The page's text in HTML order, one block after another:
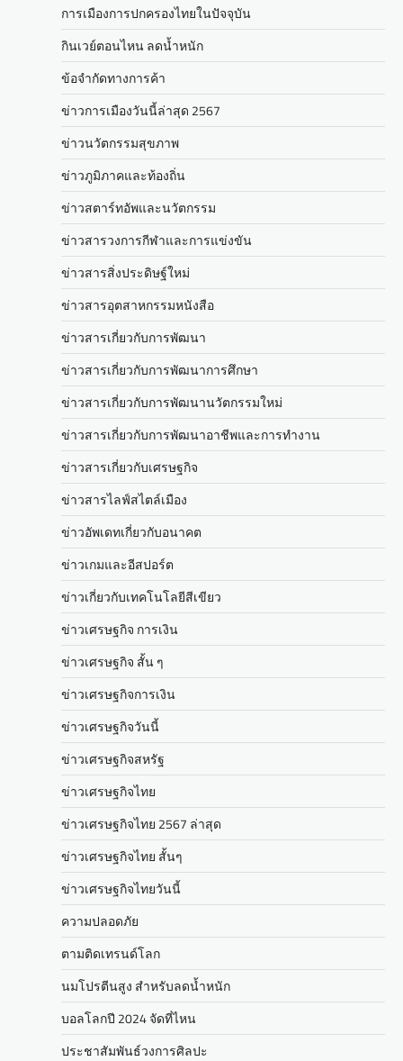
การเมืองการปกครองไทยในปัจจุบัน
กินเวย์ตอนไหน ลดน้ำหนัก
ข้อจำกัดทางการค้า
ข่าวการเมืองวันนี้ล่าสุด 2567
ข่าวนวัตกรรมสุขภาพ
ข่าวภูมิภาคและท้องถิ่น
ข่าวสตาร์ทอัพและนวัตกรรม
ข่าวสารวงการกีฬาและการแข่งขัน
ข่าวสารสิ่งประดิษฐ์ใหม่
ข่าวสารอุตสาหกรรมหนังสือ
ข่าวสารเกี่ยวกับการพัฒนา
ข่าวสารเกี่ยวกับการพัฒนาการศึกษา
ข่าวสารเกี่ยวกับการพัฒนานวัตกรรมใหม่
ข่าวสารเกี่ยวกับการพัฒนาอาชีพและการทำงาน
ข่าวสารเกี่ยวกับเศรษฐกิจ
ข่าวสารไลฟ์สไตล์เมือง
ข่าวอัพเดทเกี่ยวกับอนาคต
ข่าวเกมและอีสปอร์ต
ข่าวเกี่ยวกับเทคโนโลยีสีเขียว
ข่าวเศรษฐกิจ การเงิน
ข่าวเศรษฐกิจ สั้น ๆ
ข่าวเศรษฐกิจการเงิน
ข่าวเศรษฐกิจวันนี้
ข่าวเศรษฐกิจสหรัฐ
ข่าวเศรษฐกิจไทย
ข่าวเศรษฐกิจไทย 2567 ล่าสุด
ข่าวเศรษฐกิจไทย สั้นๆ
ข่าวเศรษฐกิจไทยวันนี้
ความปลอดภัย
ตามติดเทรนด์โลก
นมโปรตีนสูง สำหรับลดน้ำหนัก
บอลโลกปี 2024 จัดที่ไหน
ประชาสัมพันธ์วงการศิลปะ